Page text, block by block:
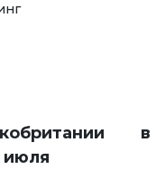
в
июля